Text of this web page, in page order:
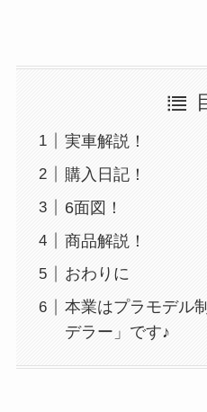
実車解説！
購入日記！
6面図！
商品解説！
おわりに
本業はプラモデル
デラー」です♪